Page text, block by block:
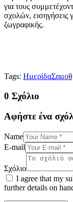
για τους
σχολών, εισηγήσεις
ζωγραφικής.
Tags: Ημερίδα
0 Σχόλιο
Αφήστε ένα
Name
E-mail
Σχόλιο
I agree that my
further details on